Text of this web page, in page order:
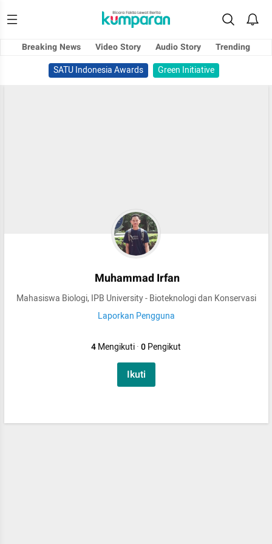
Breaking News Video Story Audio Story
Trending
SATU Indonesia Awards
Green Initiative
Muhammad Irfan
Mahasiswa Biologi, IPB University - Bioteknologi dan Konservasi
Laporkan Pengguna
4Mengikuti·0Pengikut
Ikuti